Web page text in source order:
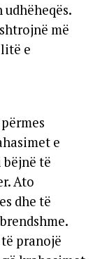
më
e
e
bëjnë të
Ato
dhe të
pranojë